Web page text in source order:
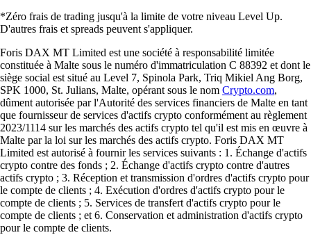
*Zéro frais de trading jusqu'à la limite de votre niveau Level Up.
D'autres frais et spreads peuvent s'appliquer.
Foris DAX MT Limited est une société à responsabilité limitée
constituée à Malte sous le numéro d'immatriculation C 88392 et dont le
siège social est situé au Level 7, Spinola Park, Triq Mikiel Ang Borg,
SPK 1000, St. Julians, Malte, opérant sous le nom Crypto.com,
dûment autorisée par l'Autorité des services financiers de Malte en tant
que fournisseur de services d'actifs crypto conformément au règlement
2023/1114 sur les marchés des actifs crypto tel qu'il est mis en œuvre à
Malte par la loi sur les marchés des actifs crypto. Foris DAX MT
Limited est autorisé à fournir les services suivants : 1. Échange d'actifs
crypto contre des fonds ; 2. Échange d'actifs crypto contre d'autres
actifs crypto ; 3. Réception et transmission d'ordres d'actifs crypto pour
le compte de clients ; 4. Exécution d'ordres d'actifs crypto pour le
compte de clients ; 5. Services de transfert d'actifs crypto pour le
compte de clients ; et 6. Conservation et administration d'actifs crypto
pour le compte de clients.